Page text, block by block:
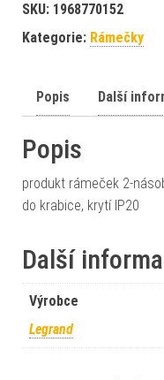
SKU: 1968770152
Kategorie: Rámečky
Popis Další
Popis
produkt rámeček 2-
do krabice, krytí IP20
Další
Výrobce
Legrand